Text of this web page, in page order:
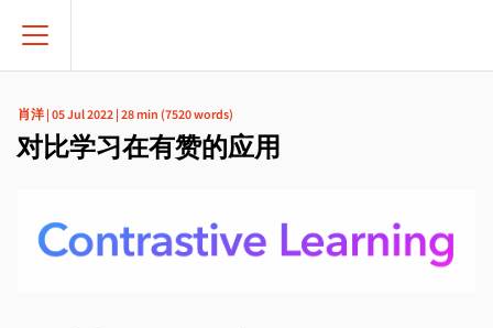
肖洋| 05 Jul 2022 | 28 min (7520words)
对比学习在有赞的应用